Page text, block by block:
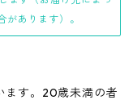
あります）。
ます。20歳未満の者